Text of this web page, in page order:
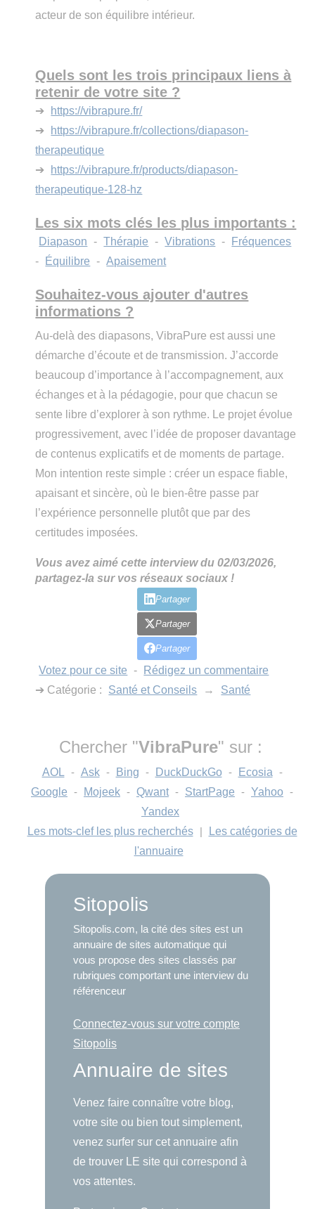
acteur de son équilibre intérieur.
Quels sont les trois principaux liens à
retenir de votre site ?
➔
https://vibrapure.fr/
➔
https://vibrapure.fr/collections/diapason-
therapeutique
➔
https://vibrapure.fr/products/diapason-
therapeutique-128-hz
Les six mots clés les plus importants :
Diapason - Thérapie - Vibrations -
Fréquences
-
Équilibre - Apaisement
Souhaitez-vous ajouter d'autres
informations ?
Au-delà des diapasons, VibraPure est aussi une
démarche d’écoute et de transmission. J’accorde
beaucoup d’importance à l’accompagnement, aux
échanges et à la pédagogie, pour que chacun se
sente libre d’explorer à son rythme. Le projet évolue
progressivement, avec l’idée de proposer davantage
de contenus explicatifs et de moments de partage.
Mon intention reste simple : créer un espace fiable,
apaisant et sincère, où le bien-être passe par
l’expérience personnelle plutôt que par des
certitudes imposées.
Vous avez aimé cette interview du 02/03/2026,
partagez-la sur vos réseaux sociaux !
Partager
Partager
Partager
Votez pour ce site -
Rédigez un commentaire
➔ Catégorie :
Santé et Conseils → Santé
Chercher "VibraPure" sur :
AOL - Ask - Bing - DuckDuckGo - Ecosia -
Google - Mojeek - Qwant - StartPage - Yahoo -
Yandex
Les mots-clef les plus recherchés
|
Les catégories de
l'annuaire
Sitopolis
Sitopolis.com, la cité des sites est un
annuaire de sites automatique qui
vous propose des sites classés par
rubriques comportant une interview du
référenceur
Connectez-vous sur votre compte
Sitopolis
Annuaire de sites
Venez faire connaître votre blog,
votre site ou bien tout simplement,
venez surfer sur cet annuaire afin
de trouver LE site qui correspond à
vos attentes.